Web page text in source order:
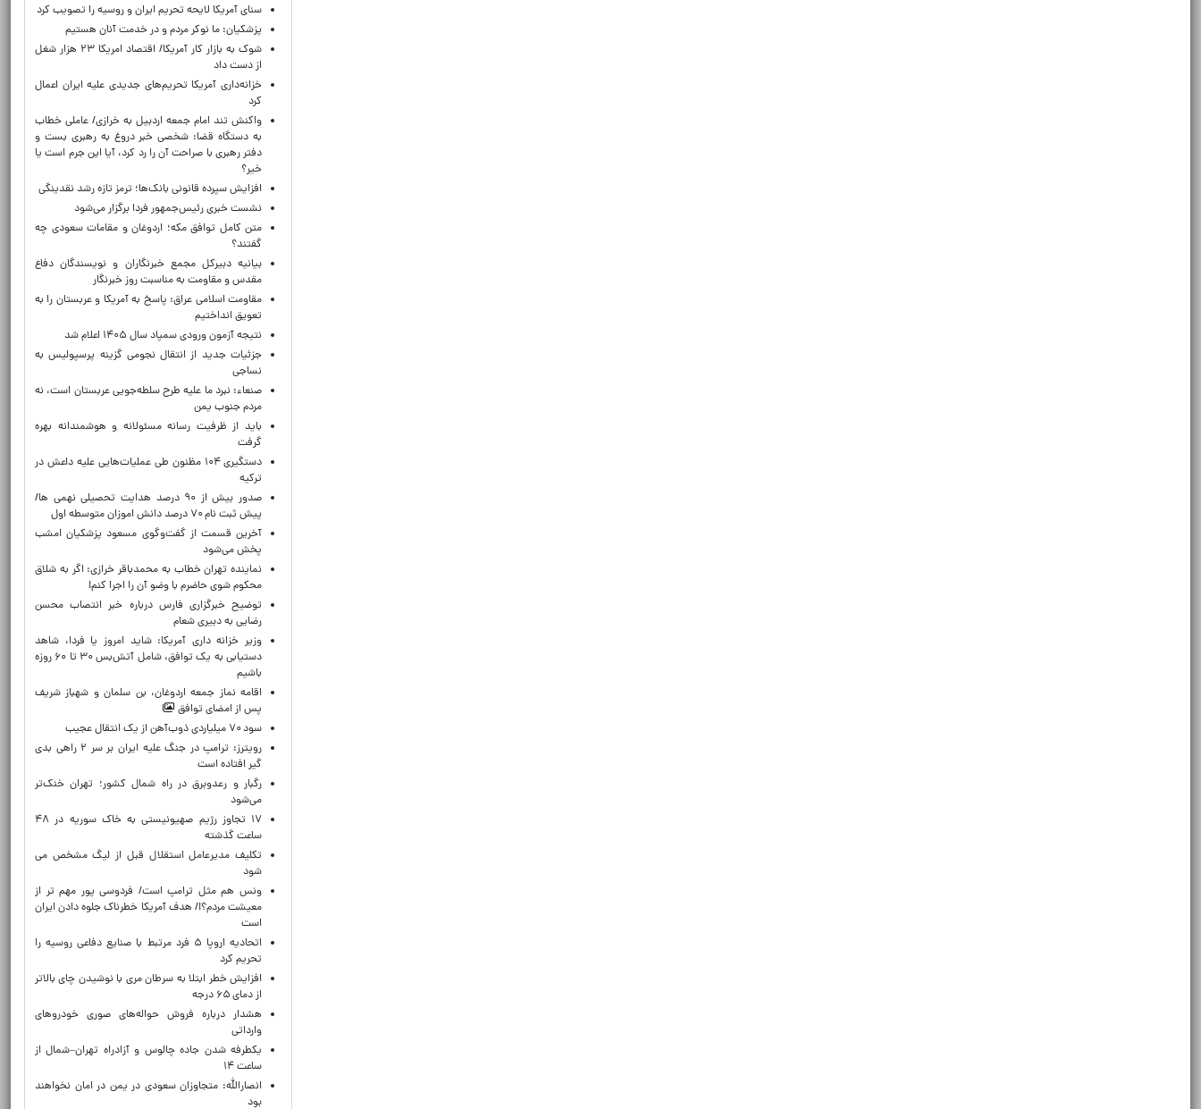
سنای آمریکا لایحه تحریم ایران و روسیه را تصویب کرد
پزشکیان: ما نوکر مردم و در خدمت آنان هستیم
شوک به بازار کار آمریکا/ اقتصاد امریکا ۲۳ هزار شغل
از دست داد
خزانه‌داری آمریکا تحریم‌های جدیدی علیه ایران اعمال
کرد
واکنش تند امام جمعه اردبیل به خرازی/ عاملی خطاب
به دستگاه قضا: شخصی خبر دروغ به رهبری بست و
دفتر رهبری با صراحت آن را رد کرد، آیا این جرم است یا
خیر؟
افزایش سپرده قانونی بانک‌ها؛ ترمز تازه رشد نقدینگی
نشست خبری رئیس‌جمهور فردا برگزار می‌شود
متن کامل توافق مکه؛ اردوغان و مقامات سعودی چه
گفتند؟
بیانیه دبیرکل مجمع خبرنگاران و نویسندگان دفاع
مقدس و مقاومت به مناسبت روز خبرنگار
مقاومت اسلامی عراق: پاسخ به آمریکا و عربستان را به
تعویق انداختیم
نتیجه آزمون ورودی سمپاد سال ۱۴۰۵ اعلام شد
جزئیات جدید از انتقال نجومی گزینه پرسپولیس به
نساجی
صنعاء: نبرد ما علیه طرح سلطه‌جویی عربستان است، نه
مردم جنوب یمن
باید از ظرفیت رسانه مسئولانه و هوشمندانه بهره
گرفت
دستگیری ۱۰۴ مظنون طی عملیات‌هایی علیه داعش در
ترکیه
صدور بیش از ۹۰ درصد هدایت تحصیلی نهمی ها/
پیش ثبت نام ۷۰ درصد دانش اموزان متوسطه اول
آخرین قسمت از گفت‌وگوی مسعود پزشکیان امشب
پخش می‌شود
نماینده تهران خطاب به محمدباقر خرازی: اگر به شلاق
محکوم شوی حاضرم با وضو آن را اجرا کنم!
توضیح خبرگزاری فارس درباره خبر انتصاب محسن
رضایی به دبیری شعام
وزیر خزانه داری آمریکا: شاید امروز یا فردا، شاهد
دستیابی به یک توافق، شامل آتش‌بس ۳۰ تا ۶۰ روزه
باشیم
اقامه نماز جمعه اردوغان، بن ‌سلمان و شهباز شریف
پس از امضای توافق
سود ۷۰ میلیاردی ذوب‌آهن از یک انتقال عجیب
رویترز: ترامپ در جنگ علیه ایران بر سر ۲ راهی بدی
گیر افتاده است
رگبار و رعدوبرق در راه شمال کشور؛ تهران خنک‌تر
می‌شود
۱۷ تجاوز رژیم صهیونیستی به خاک سوریه در ۴۸
ساعت گذشته
تکلیف مدیرعامل استقلال قبل از لیگ مشخص می
شود
ونس هم مثل ترامپ است/ فردوسی پور مهم تر از
معیشت مردم؟!/ هدف آمریکا خطرناک جلوه دادن ایران
است
اتحادیه اروپا ۵ فرد مرتبط با صنایع دفاعی روسیه را
تحریم کرد
افزایش خطر ابتلا به سرطان مری با نوشیدن چای بالاتر
از دمای ۶۵ درجه
هشدار درباره فروش حواله‌های صوری خودروهای
وارداتی
یکطرفه شدن جاده چالوس و آزادراه تهران–شمال از
ساعت ۱۴
انصارالله: متجاوزان سعودی در یمن در امان نخواهند
بود